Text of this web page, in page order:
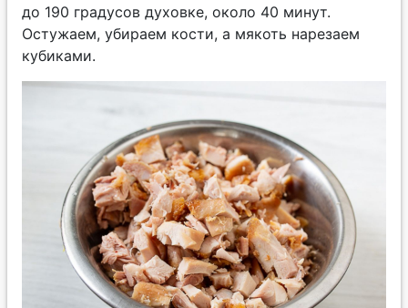
до 190 градусов духовке, около 40 минут.
Остужаем, убираем кости, а мякоть нарезаем
кубиками.